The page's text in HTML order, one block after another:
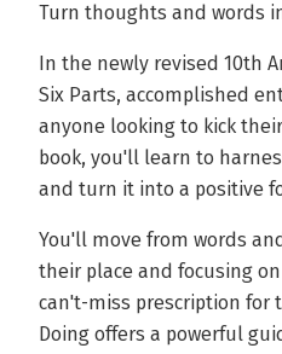
Turn thoughts and words
In the newly revised 10th
Six Parts, accomplished
anyone looking to kick
book, you'll learn to
and turn it into a positive
You'll move from words
their place and focusing
can't-miss prescription for
Doing offers a powerful